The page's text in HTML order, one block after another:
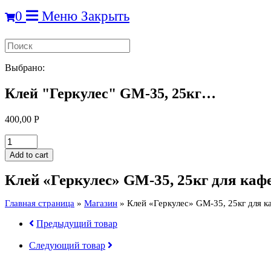
0 Меню Закрыть
Search
this
website
Выбрано:
Клей "Геркулес" GM-35, 25кг…
400,00 Р
Клей
"Геркулес"
GM-
25кг
кафеля
quantity
Add to cart
Клей «Геркулес» GM-35, 25кг для
Главная страница » Магазин » Клей «Геркулес» GM-35, 25кг для
Предыдущий товар
Следующий товар